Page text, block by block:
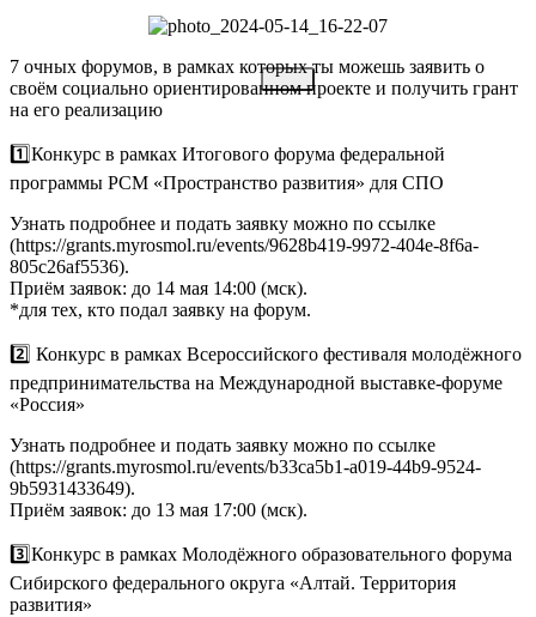
7 очных форумов, в рамках которых ты можешь заявить о
своём социально ориентированном проекте и получить грант
на его реализацию
1️⃣Конкурс в рамках Итогового форума федеральной
программы РСМ «Пространство развития» для СПО
Узнать подробнее и подать заявку можно по ссылке
(https://grants.myrosmol.ru/events/9628b419-9972-404e-8f6a-
805c26af5536).
Приём заявок: до 14 мая 14:00 (мск).
*для тех, кто подал заявку на форум.
2️⃣ Конкурс в рамках Всероссийского фестиваля молодёжного
предпринимательства на Международной выставке-форуме
«Россия»
Узнать подробнее и подать заявку можно по ссылке
(https://grants.myrosmol.ru/events/b33ca5b1-a019-44b9-9524-
9b5931433649).
Приём заявок: до 13 мая 17:00 (мск).
3️⃣Конкурс в рамках Молодёжного образовательного форума
Сибирского федерального округа «Алтай. Территория
развития»